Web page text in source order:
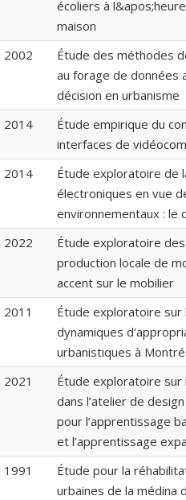
écoliers à
maison
2002
Étude des méthodes
au forage de données
décision en urbanisme
2014
Étude empirique du
interfaces de
2014
Étude exploratoire de
électroniques en vue
environnementaux : le
2022
Étude exploratoire
production locale de
accent sur le mobilier
2011
Étude exploratoire sur
dynamiques
urbanistiques à
2021
Étude exploratoire sur
dans l’atelier de
pour l’apprentissage
et l’apprentissage
1991
Étude pour la
urbaines de la médina